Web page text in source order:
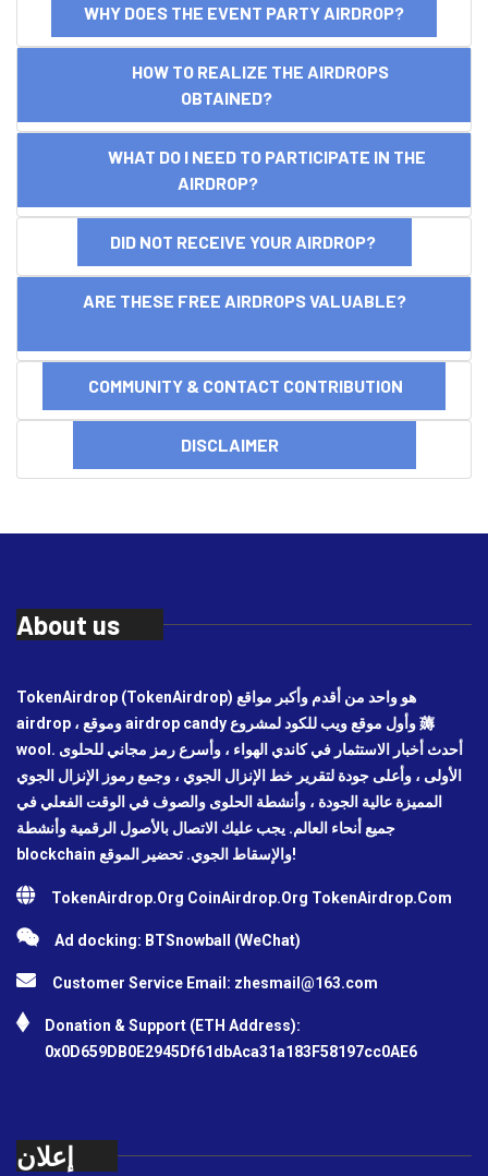
WHY DOES THE EVENT PARTY AIRDROP?
HOW TO REALIZE THE AIRDROPS
OBTAINED?
WHAT DO I NEED TO PARTICIPATE IN THE
AIRDROP?
DID NOT RECEIVE YOUR AIRDROP?
ARE THESE FREE AIRDROPS VALUABLE?
COMMUNITY & CONTACT CONTRIBUTION
DISCLAIMER
About us
TokenAirdrop (TokenAirdrop) هو واحد من أقدم وأكبر مواقع
airdrop ، وموقع airdrop candy وأول موقع ويب للكود لمشروع 薅
wool. أحدث أخبار الاستثمار في كاندي الهواء ، وأسرع رمز مجاني للحلوى
الأولى ، وأعلى جودة لتقرير خط الإنزال الجوي ، وجمع رموز الإنزال الجوي
المميزة عالية الجودة ، وأنشطة الحلوى والصوف في الوقت الفعلي في
جميع أنحاء العالم. يجب عليك الاتصال بالأصول الرقمية وأنشطة
blockchain والإسقاط الجوي. تحضير الموقع!
TokenAirdrop.Org CoinAirdrop.Org TokenAirdrop.Com
Ad docking: BTSnowball (WeChat)
Customer Service Email: zhesmail@163.com
Donation & Support (ETH Address):
0x0D659DB0E2945Df61dbAca31a183F58197cc0AE6
إعلان